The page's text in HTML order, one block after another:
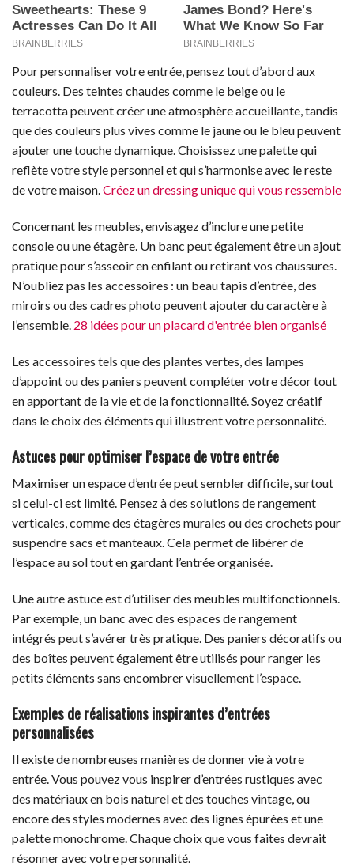
Pour personnaliser votre entrée, pensez tout d’abord aux
couleurs. Des teintes chaudes comme le beige ou le
terracotta peuvent créer une atmosphère accueillante, tandis
que des couleurs plus vives comme le jaune ou le bleu peuvent
ajouter une touche dynamique. Choisissez une palette qui
reflète votre style personnel et qui s’harmonise avec le reste
de votre maison.Créez un dressing unique qui vous ressemble
Concernant les meubles, envisagez d’inclure une petite
console ou une étagère. Un banc peut également être un ajout
pratique pour s’asseoir en enfilant ou retirant vos chaussures.
N’oubliez pas les accessoires : un beau tapis d’entrée, des
miroirs ou des cadres photo peuvent ajouter du caractère à
l’ensemble. 28 idées pour un placard d'entrée bien organisé
Les accessoires tels que des plantes vertes, des lampes
d’appoint ou des paniers peuvent compléter votre décor tout
en apportant de la vie et de la fonctionnalité. Soyez créatif
dans le choix des éléments qui illustrent votre personnalité.
Astuces pour optimiser l’espace de votre entrée
Maximiser un espace d’entrée peut sembler difficile, surtout
si celui-ci est limité. Pensez à des solutions de rangement
verticales, comme des étagères murales ou des crochets pour
suspendre sacs et manteaux. Cela permet de libérer de
l’espace au sol tout en gardant l’entrée organisée.
Une autre astuce est d’utiliser des meubles multifonctionnels.
Par exemple, un banc avec des espaces de rangement
intégrés peut s’avérer très pratique. Des paniers décoratifs ou
des boîtes peuvent également être utilisés pour ranger les
petits éléments sans encombrer visuellement l’espace.
Exemples de réalisations inspirantes d’entrées
personnalisées
Il existe de nombreuses manières de donner vie à votre
entrée. Vous pouvez vous inspirer d’entrées rustiques avec
des matériaux en bois naturel et des touches vintage, ou
encore des styles modernes avec des lignes épurées et une
palette monochrome. Chaque choix que vous faites devrait
résonner avec votre personnalité.